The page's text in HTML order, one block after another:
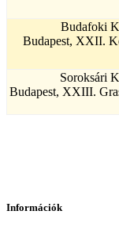
Budafoki
Budapest, XXII.
Soroksári
Budapest, XXIII.
Információk